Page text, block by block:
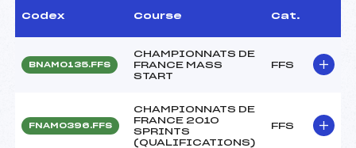
Codex Course Cat.
BNAM0135.FFS
CHAMPIONNATS DE
FRANCE MASS
START
FFS
FNAM0396.FFS
CHAMPIONNATS DE
FRANCE 2010
SPRINTS
(QUALIFICATIONS)
FFS